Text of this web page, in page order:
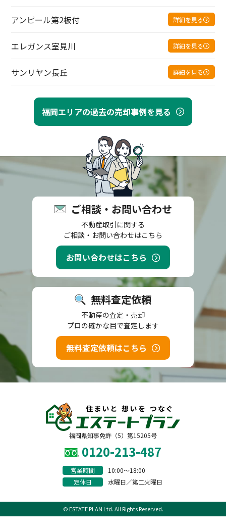
福岡エリアの過去の売却事例を見る
アンピール第2板付 詳細を見る
エレガンス室見川 詳細を見る
サンリヤン長丘 詳細を見る
ご相談・お問い合わせ
不動産取引に関する
ご相談・お問い合わせはこちら
お問い合わせはこちら
無料査定依頼
不動産の査定・売却
プロの確かな目で査定します
無料査定依頼はこちら
福岡県知事免許（5）第15205号
0120-213-487
営業時間
10:00〜18:00
定休日
水曜日／第二火曜日
© ESTATE PLAN Ltd. All Rights Reserved.